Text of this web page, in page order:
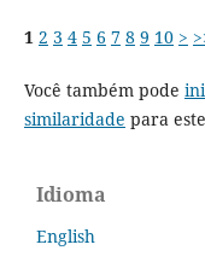
1 2 3 4 5 6 7 8 9 10 >
Você também pode
similaridade para
Idioma
English